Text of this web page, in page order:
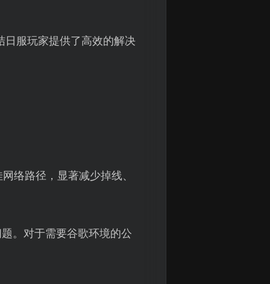
日服玩家提供了高效的解决
络路径，显著减少掉线、
。对于需要谷歌环境的公